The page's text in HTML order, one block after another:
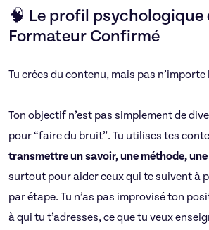
🧠 Le profil psychologique
Formateur Confirmé
Tu crées du contenu, mais pas n’importe
Ton objectif n’est pas simplement de
pour “faire du bruit”. Tu utilises tes
transmettre un savoir, une méthode,
surtout pour aider ceux qui te suivent à
par étape. Tu n’as pas improvisé ton
à qui tu t’adresses, ce que tu veux